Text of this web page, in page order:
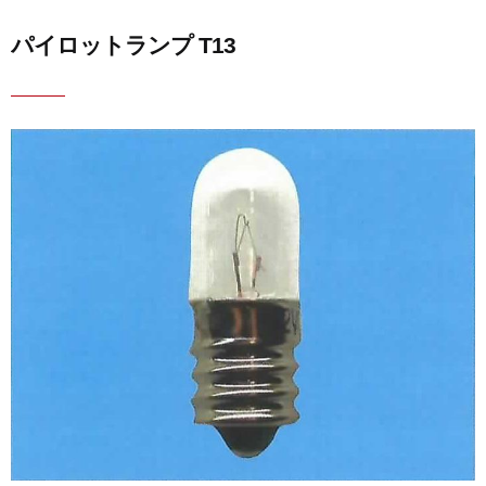
パイロットランプ T13